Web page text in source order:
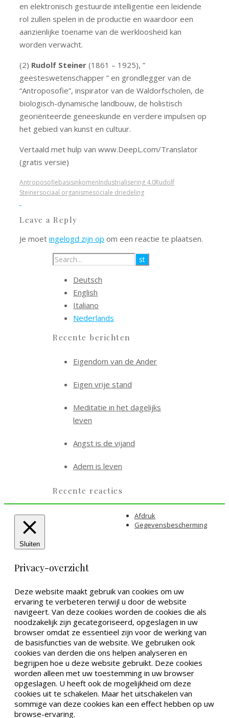
en elektronisch gestuurde intelligentie een leidende
rol zullen spelen in de productie en waardoor een
aanzienlijke toename van de werkloosheid kan
worden verwacht.
(2) Rudolf Steiner (1861 – 1925), ”
geesteswetenschapper ” en grondlegger van de
“Antroposofie”, inspirator van de Waldorfscholen, de
biologisch-dynamische landbouw, de holistisch
georiënteerde geneeskunde en verdere impulsen op
het gebied van kunst en cultuur.
Vertaald met hulp van www.DeepL.com/Translator
(gratis versie)
AntroposofiebasisinkomenIndustrialisering 4.0Rudolf
Steinersociaal organismesociale driedeling
Leave a Reply
Je moet ingelogd zijn op om een reactie te plaatsen.
Deutsch
English
Italiano
Nederlands
Recente berichten
Eigendom van de Ander
Eigen vrije stand
Meditatie in het dagelijks
leven
Angst is de vijand
Adem is leven
Recente reacties
Afdruk
Gegevensbescherming
Sluiten
Privacy-overzicht
Deze website maakt gebruik van cookies om uw
ervaring te verbeteren terwijl u door de website
navigeert. Van deze cookies worden de cookies die als
noodzakelijk zijn gecategoriseerd, opgeslagen in uw
browser omdat ze essentieel zijn voor de werking van
de basisfuncties van de website. We gebruiken ook
cookies van derden die ons helpen analyseren en
begrijpen hoe u deze website gebruikt. Deze cookies
worden alleen met uw toestemming in uw browser
opgeslagen. U heeft ook de mogelijkheid om deze
cookies uit te schakelen. Maar het uitschakelen van
sommige van deze cookies kan een effect hebben op uw
browse-ervaring.